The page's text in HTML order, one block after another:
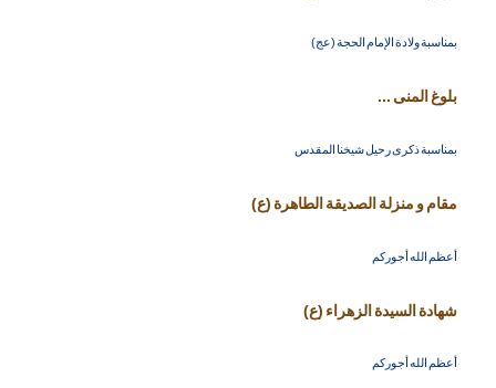
بمناسبة ولادة الإمام الحجة (عج)
بلوغ المنى ...
بمناسبة ذكرى رحيل شيخنا المقدس
مقام و منزلة الصديقة الطاهرة (ع)
أعظم الله أجوركم
شهادة السيدة الزهراء (ع)
أعظم الله أجوركم